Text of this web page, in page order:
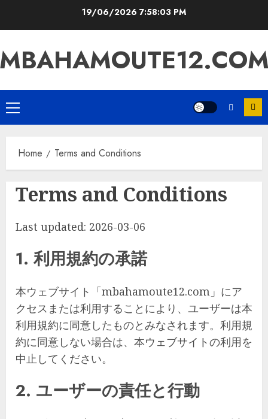
19/06/2026 7:58:03 PM
Primary
Menu
Home Terms and Conditions
Terms and Conditions
Last updated: 2026-03-06
1. 利用規約の承諾
本ウェブサイト「mbahamoute12.com」にア
クセスまたは利用することにより、ユーザーは本
利用規約に同意したものとみなされます。利用規
約に同意しない場合は、本ウェブサイトの利用を
中止してください。
2. ユーザーの責任と行動